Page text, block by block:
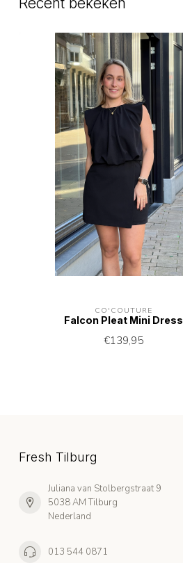
CO'COUTURE
Falcon Pleat Mini Dress
€139,95
Fresh Tilburg
Juliana van Stolbergstraat 9
5038 AM Tilburg
Nederland
013 544 0871